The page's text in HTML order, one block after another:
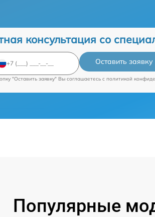
консультация со
Оставить заявку
"Оставить заявку" Вы соглашаетесь c политикой
Популярные